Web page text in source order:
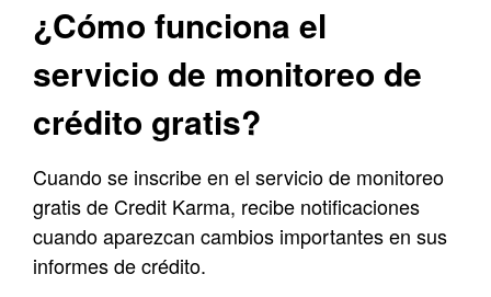
¿Cómo funciona el
servicio de monitoreo de
crédito gratis?
Cuando se inscribe en el servicio de monitoreo
gratis de Credit Karma, recibe notificaciones
cuando aparezcan cambios importantes en sus
informes de crédito.